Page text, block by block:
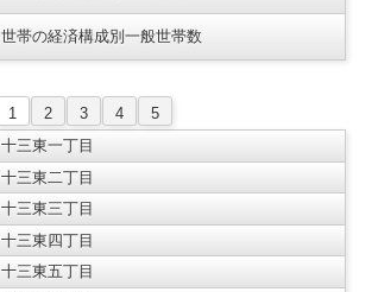
世帯の経済構成別一般世帯数
1 2 3 4
5
十三東一丁目
十三東二丁目
十三東三丁目
十三東四丁目
十三東五丁目